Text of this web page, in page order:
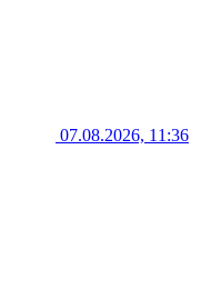
07.08.2026, 11:36